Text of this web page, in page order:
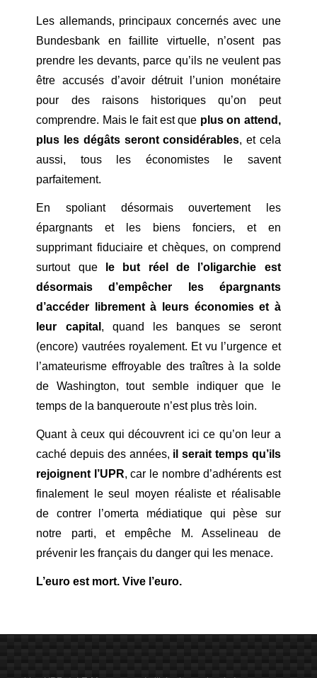
Les allemands, principaux concernés avec une
Bundesbank en faillite virtuelle, n’osent pas
prendre les devants, parce qu’ils ne veulent pas
être accusés d’avoir détruit l’union monétaire
pour des raisons historiques qu’on peut
comprendre. Mais le fait est que plus on attend,
plus les dégâts seront considérables, et cela
aussi, tous les économistes le savent
parfaitement.
En spoliant désormais ouvertement les
épargnants et les biens fonciers, et en
supprimant fiduciaire et chèques, on comprend
surtout que
le but réel de l’oligarchie est
désormais d’empêcher les épargnants
d’accéder librement à leurs économies et à
leur capital , quand les banques se seront
(encore) vautrées royalement. Et vu l’urgence et
l’amateurisme effroyable des traîtres à la solde
de Washington, tout semble indiquer que le
temps de la banqueroute n’est plus très loin.
Quant à ceux qui découvrent ici ce qu’on leur a
caché depuis des années, il serait temps qu’ils
rejoignent l’UPR, car le nombre d’adhérents est
finalement le seul moyen réaliste et réalisable
de contrer l’omerta médiatique qui pèse sur
notre parti, et empêche M. Asselineau de
prévenir les français du danger qui les menace.
L’euro est mort. Vive l’euro.